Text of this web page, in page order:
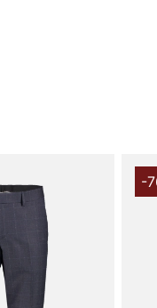
-